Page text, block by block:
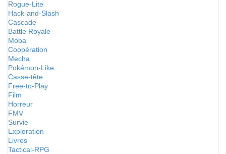
Rogue-Lite
Hack-and-Slash
Cascade
Battle Royale
Moba
Coopération
Mecha
Pokémon-Like
Casse-tête
Free-to-Play
Film
Horreur
FMV
Survie
Exploration
Livres
Tactical-RPG